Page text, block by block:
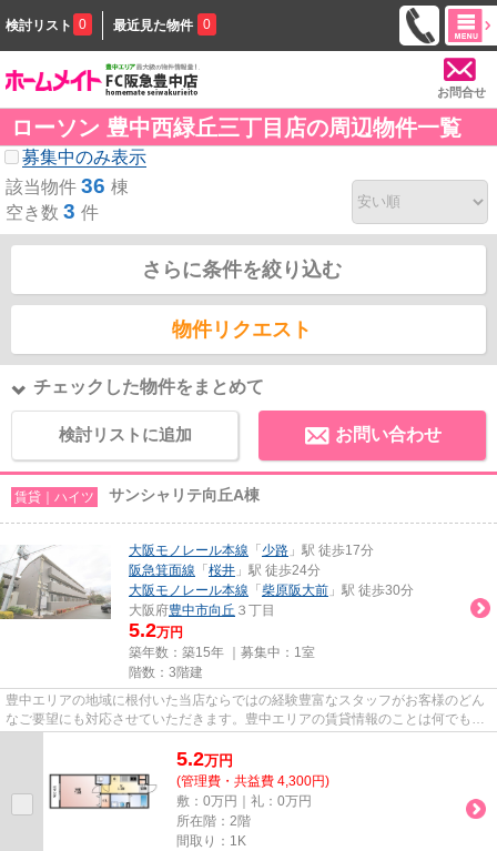
検討リスト 0 最近見た物件 0
お問合せ
ローソン 豊中西緑丘三丁目店の周辺物件一覧
募集中のみ表示
該当物件 36 棟
空き数 3 件
さらに条件を絞り込む
物件リクエスト
チェックした物件をまとめて
検討リストに追加 お問い合わせ
賃貸｜ハイツ サンシャリテ向丘A棟
大阪モノレール本線 「 少路 」駅 徒歩17分
阪急箕面線 「 桜井 」駅 徒歩24分
大阪モノレール本線 「 柴原阪大前 」駅 徒歩30分
大阪府豊中市向丘 ３丁目
5.2万円
築年数：築15年 ｜募集中： 1室
階数：3階建
豊中エリアの地域に根付いた当店ならではの経験豊富なスタッフがお客様のどん
なご要望にも対応させていただきます。豊中エリアの賃貸情報のことは何でもお
5.2万円
(管理費・共益費 4,300円)
敷：0万円｜礼：0万円
所在階：2階
間取り：1K